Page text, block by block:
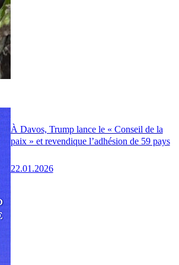
À Davos, Trump lance le « Conseil de la
paix » et revendique l’adhésion de 59 pays
22.01.2026